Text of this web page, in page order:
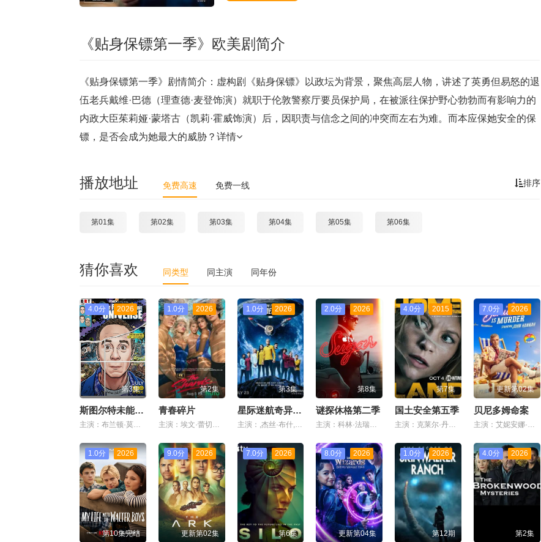
《贴身保镖第一季》欧美剧简介
《贴身保镖第一季》剧情简介：虚构剧《贴身保镖》以政坛为背景，聚焦高层人物，讲述了英勇但易怒的退
伍老兵戴维·巴德（理查德·麦登饰演）就职于伦敦警察厅要员保护局，在被派往保护野心勃勃而有影响力的
内政大臣茱莉娅·蒙塔古（凯莉·霍威饰演）后，因职责与信念之间的冲突而左右为难。而本应保她安全的保
镖，是否会成为她最大的威胁？ 详情
排序
播放地址 免费高速 免费一线
第01集 第02集 第03集 第04集 第05集 第06集
猜你喜欢 同类型 同主演 同年份
4.0分 2026
第3集
斯图尔特未能拯救宇宙
主演：布兰顿·莫拉莱斯,劳伦·拉普库斯,布莱恩·波塞恩,约翰·罗斯·鲍伊,丁瑞奇,乔什·布雷纳,凯文·苏斯曼,路易斯·穆斯蒂略,瑞恩·卡特赖特,阿蒂克斯·巴塔坎,雅沙·斯莱瑟斯,维奥莱特·林茨,Brooklyn·Rose,Gastón·Brouet,Anthony·Giangrande
1.0分 2026
第2集
青春碎片
主演：埃文·蕾切尔·伍德,韦斯·本特利,凯雅·基伯,克里斯·康纳,伊格比·里格尼,丹尼尔·戴尔,荷默·基尔,格拉汉姆·坎贝尔,海斯·华纳,Jordan·Roth,Sierra·Stoliar,Bella·Valdes,Constantine·Malahias,Cortés·Alexander,Aidan·Skye·Jameson
1.0分 2026
第3集
星际迷航奇异新世界第四季
主演：,杰丝·布什,克里斯蒂娜·钟,西莉亚·罗丝·古丁,阿德里安·霍姆斯,克里斯汀·霍恩,丹·让诺特,卡罗尔·凯恩,亚历克丝·卡普,安松·蒙特,Chris,Myers,梅利莎·纳维亚,比安卡·努加拉,基利安·奥沙利文,巴布斯·奥卢桑莫昆,帕顿·奥斯瓦尔特
2.0分 2026
第8集
谜探休格第二季
主演：科林·法瑞尔,萨莎·卡莱
4.0分 2015
第7集
国土安全第五季
主演：克莱尔·丹妮丝,鲁伯特·弗兰德,曼迪·帕廷金,米兰达·奥图,亚历山大·费林,莎拉·索科洛維奇,塞巴斯蒂安·科赫,尼娜·霍斯,F·默里·亚伯拉罕,阿斯尔·阿德尔,麦卡·霍普特曼,约翰·盖兹,萨米尔·富赫斯,马丁·乌特克,阿德南·马拉尔,Noemi,Besedes,露西·波尔,Hussi,Kutlucan,法希姆·法兹利,克里斯·泰辛格
7.0分 2026
更新第02集
贝尼多姆命案
主演：艾妮安娜·卡布罗尔,艾伦·麦肯纳,约翰·汉纳,伊娃·范·德·古奇特,伊恩·克宁汉,吉姆·英格利氏,Samantha·Power,Tábata·Cerezo,阿里·哈迪曼,诺埃·塞贝尔,奥马尔·沙克尔,Carolina·Bécquer,Damian·Schedler·Cruz,Vaitiare·Ramos
1.0分 2026
第10集完结
9.0分 2026
更新第02集
7.0分 2026
第6集
8.0分 2026
更新第04集
1.0分 2026
第12期
4.0分 2026
第2集